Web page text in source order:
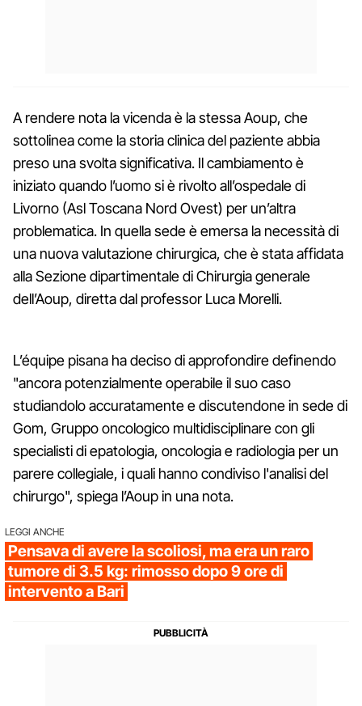
A rendere nota la vicenda è la stessa Aoup, che
sottolinea come la storia clinica del paziente abbia
preso una svolta significativa. Il cambiamento è
iniziato quando l’uomo si è rivolto all’ospedale di
Livorno (Asl Toscana Nord Ovest) per un’altra
problematica. In quella sede è emersa la necessità di
una nuova valutazione chirurgica, che è stata affidata
alla Sezione dipartimentale di Chirurgia generale
dell’Aoup, diretta dal professor Luca Morelli.
L’équipe pisana ha deciso di approfondire definendo
"ancora potenzialmente operabile il suo caso
studiandolo accuratamente e discutendone in sede di
Gom, Gruppo oncologico multidisciplinare con gli
specialisti di epatologia, oncologia e radiologia per un
parere collegiale, i quali hanno condiviso l'analisi del
chirurgo", spiega l’Aoup in una nota.
LEGGI ANCHE
Pensava di avere la scoliosi, ma era un raro
tumore di 3.5 kg: rimosso dopo 9 ore di
intervento a Bari